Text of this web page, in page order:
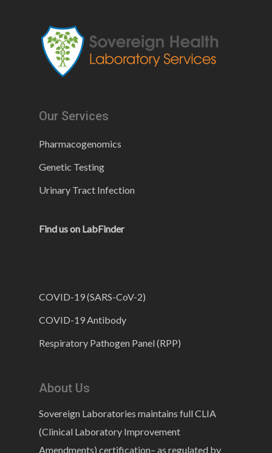
Our Services
Pharmacogenomics
Genetic Testing
Urinary Tract Infection
Find us on LabFinder
COVID-19 (SARS-CoV-2)
COVID-19 Antibody
Respiratory Pathogen Panel (RPP)
About Us
Sovereign Laboratories maintains full CLIA
(Clinical Laboratory Improvement
Amendments) certification– as regulated by